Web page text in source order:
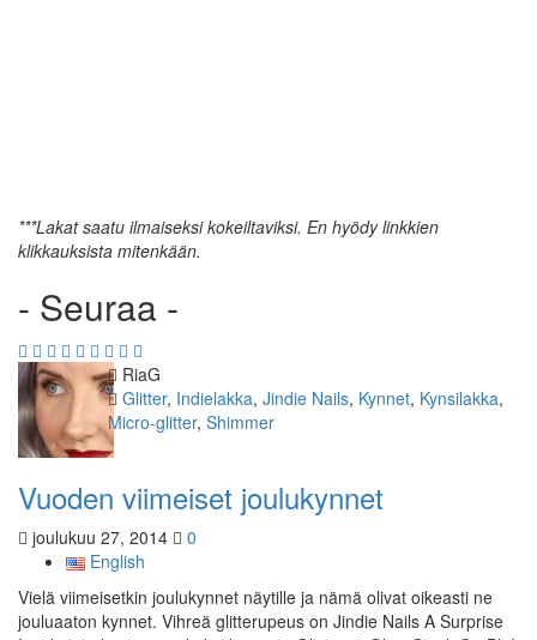
***Lakatsaatu ilmaiseksi kokeiltaviksi. En hyödy linkkien
klikkauksista mitenkään.
- Seuraa -
Kirjoittaja
RiaG
Kategoriat
Glitter, Indielakka, Jindie Nails, Kynnet, Kynsilakka,
Micro-glitter, Shimmer
Vuoden viimeiset joulukynnet
joulukuu 27, 2014
0
English
Vielä viimeisetkin joulukynnet näytille ja nämä olivat oikeasti ne
jouluaaton kynnet. Vihreä glitterupeus on Jindie Nails A Surprise